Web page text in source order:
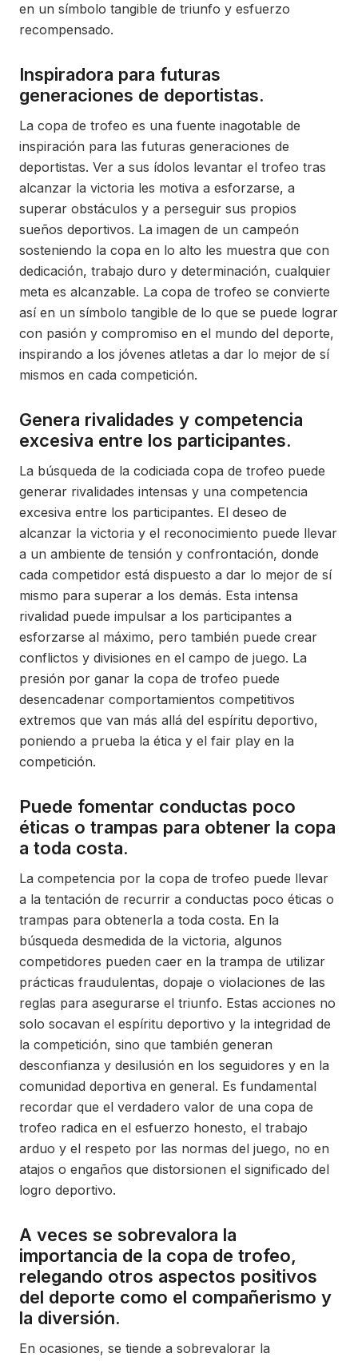
en un símbolo tangible de triunfo y esfuerzo
recompensado.
Inspiradora para futuras
generaciones de deportistas.
La copa de trofeo es una fuente inagotable de
inspiración para las futuras generaciones de
deportistas. Ver a sus ídolos levantar el trofeo tras
alcanzar la victoria les motiva a esforzarse, a
superar obstáculos y a perseguir sus propios
sueños deportivos. La imagen de un campeón
sosteniendo la copa en lo alto les muestra que con
dedicación, trabajo duro y determinación, cualquier
meta es alcanzable. La copa de trofeo se convierte
así en un símbolo tangible de lo que se puede lograr
con pasión y compromiso en el mundo del deporte,
inspirando a los jóvenes atletas a dar lo mejor de sí
mismos en cada competición.
Genera rivalidades y competencia
excesiva entre los participantes.
La búsqueda de la codiciada copa de trofeo puede
generar rivalidades intensas y una competencia
excesiva entre los participantes. El deseo de
alcanzar la victoria y el reconocimiento puede llevar
a un ambiente de tensión y confrontación, donde
cada competidor está dispuesto a dar lo mejor de sí
mismo para superar a los demás. Esta intensa
rivalidad puede impulsar a los participantes a
esforzarse al máximo, pero también puede crear
conflictos y divisiones en el campo de juego. La
presión por ganar la copa de trofeo puede
desencadenar comportamientos competitivos
extremos que van más allá del espíritu deportivo,
poniendo a prueba la ética y el fair play en la
competición.
Puede fomentar conductas poco
éticas o trampas para obtener la copa
a toda costa.
La competencia por la copa de trofeo puede llevar
a la tentación de recurrir a conductas poco éticas o
trampas para obtenerla a toda costa. En la
búsqueda desmedida de la victoria, algunos
competidores pueden caer en la trampa de utilizar
prácticas fraudulentas, dopaje o violaciones de las
reglas para asegurarse el triunfo. Estas acciones no
solo socavan el espíritu deportivo y la integridad de
la competición, sino que también generan
desconfianza y desilusión en los seguidores y en la
comunidad deportiva en general. Es fundamental
recordar que el verdadero valor de una copa de
trofeo radica en el esfuerzo honesto, el trabajo
arduo y el respeto por las normas del juego, no en
atajos o engaños que distorsionen el significado del
logro deportivo.
A veces se sobrevalora la
importancia de la copa de trofeo,
relegando otros aspectos positivos
del deporte como el compañerismo y
la diversión.
En ocasiones, se tiende a sobrevalorar la